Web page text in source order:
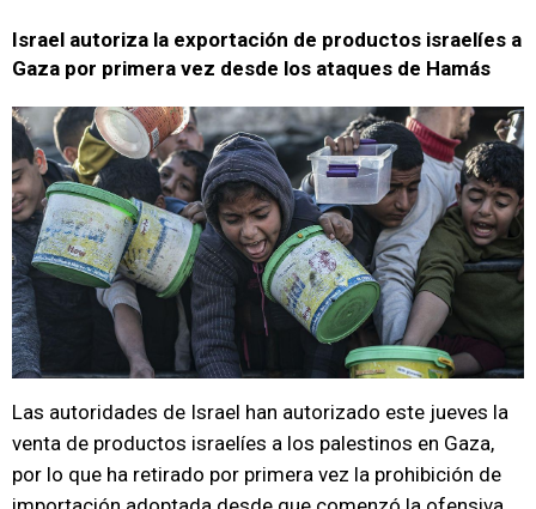
Israel autoriza la exportación de productos israelíes a
Gaza por primera vez desde los ataques de Hamás
Las autoridades de Israel han autorizado este jueves la
venta de productos israelíes a los palestinos en Gaza,
por lo que ha retirado por primera vez la prohibición de